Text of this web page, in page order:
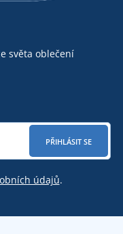
světa oblečení
PŘIHLÁSIT SE
údajů.